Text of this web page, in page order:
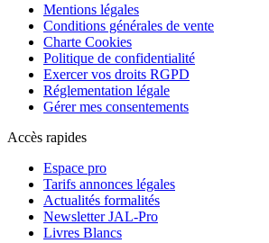
Mentions légales
Conditions générales de vente
Charte Cookies
Politique de confidentialité
Exercer vos droits RGPD
Réglementation légale
Gérer mes consentements
Accès rapides
Espace pro
Tarifs annonces légales
Actualités formalités
Newsletter JAL-Pro
Livres Blancs